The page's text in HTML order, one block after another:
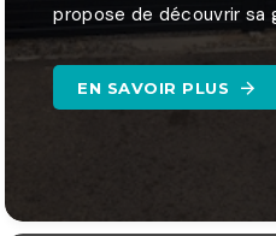
propose de découvrir sa
EN SAVOIR PLUS